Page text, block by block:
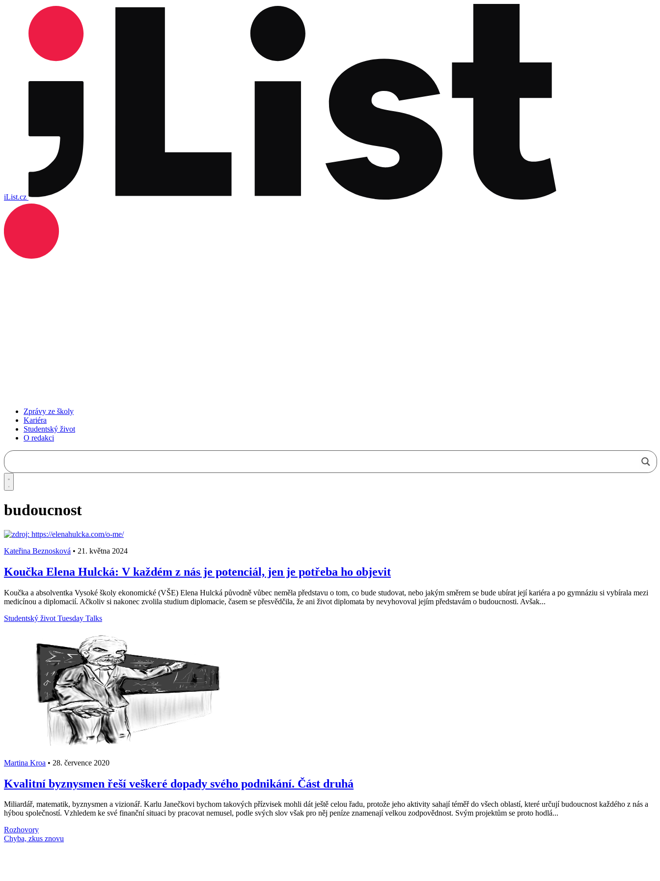
iList.cz
Zprávy ze školy
Kariéra
Studentský život
O redakci
budoucnost
Kateřina Beznosková • 21. května 2024
Koučka Elena Hulcká: V každém z nás je potenciál, jen je potřeba ho objevit
Koučka a absolventka Vysoké školy ekonomické (VŠE) Elena Hulcká původně vůbec neměla představu o tom, co bude studovat, nebo jakým směrem se bude ubírat její kariéra a po gymnáziu si vybírala mezi
medicínou a diplomacií. Ačkoliv si nakonec zvolila studium diplomacie, časem se přesvědčila, že ani život diplomata by nevyhovoval jejím představám o budoucnosti. Avšak...
Studentský život Tuesday Talks
Martina Kroa • 28. července 2020
Kvalitní byznysmen řeší veškeré dopady svého podnikání. Část druhá
Miliardář, matematik, byznysmen a vizionář. Karlu Janečkovi bychom takových přízvisek mohli dát ještě celou řadu, protože jeho aktivity sahají téměř do všech oblastí, které určují budoucnost každého z nás a
hýbou společností. Vzhledem ke své finanční situaci by pracovat nemusel, podle svých slov však pro něj peníze znamenají velkou zodpovědnost. Svým projektům se proto hodlá...
Rozhovory
Načti další články